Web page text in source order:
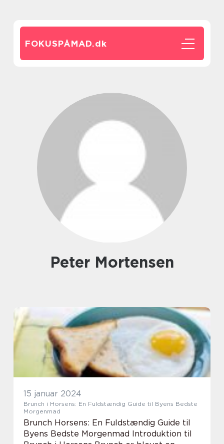
FOKUSPÅMAD.dk
Peter Mortensen
15 januar 2024
Brunch i Horsens: En Fuldstændig Guide til Byens Bedste
Morgenmad
Brunch Horsens: En Fuldstændig Guide til
Byens Bedste Morgenmad Introduktion til